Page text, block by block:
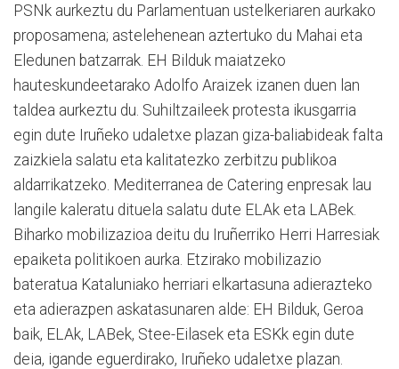
PSNk aurkeztu du Parlamentuan ustelkeriaren aurkako
proposamena; astelehenean aztertuko du Mahai eta
Eledunen batzarrak. EH Bilduk maiatzeko
hauteskundeetarako Adolfo Araizek izanen duen lan
taldea aurkeztu du. Suhiltzaileek protesta ikusgarria
egin dute Iruñeko udaletxe plazan giza-baliabideak falta
zaizkiela salatu eta kalitatezko zerbitzu publikoa
aldarrikatzeko. Mediterranea de Catering enpresak lau
langile kaleratu dituela salatu dute ELAk eta LABek.
Biharko mobilizazioa deitu du Iruñerriko Herri Harresiak
epaiketa politikoen aurka. Etzirako mobilizazio
bateratua Kataluniako herriari elkartasuna adierazteko
eta adierazpen askatasunaren alde: EH Bilduk, Geroa
baik, ELAk, LABek, Stee-Eilasek eta ESKk egin dute
deia, igande eguerdirako, Iruñeko udaletxe plazan.